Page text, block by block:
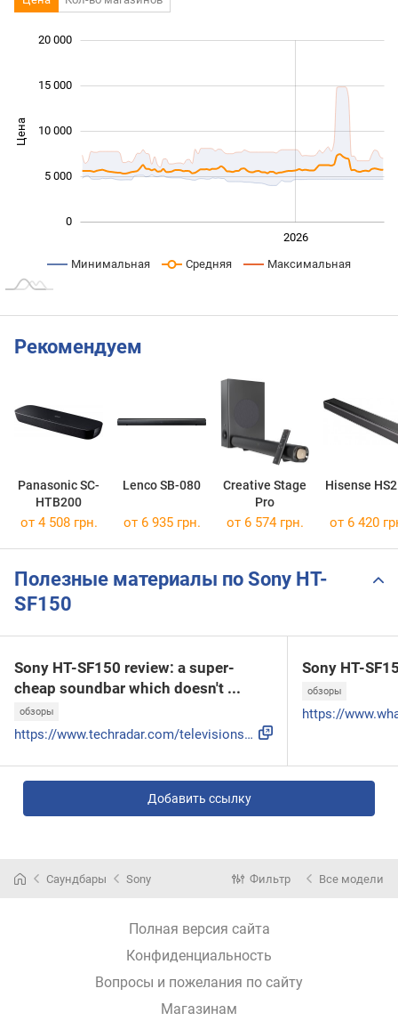
Цена 10 000
0
20 000
10 000
15 000
5 000
2026
Минимальная Средняя Максимальная
Рекомендуем
Panasonic SC-
HTB200
Lenco SB-080
Creative Stage
Pro
Hisense
от 4 508 грн. от 6 935 грн. от 6 574 грн. от 6 420
Полезные материалы по Sony HT-
SF150
Sony HT-SF150 review: a super-
cheap soundbar which doesn't ...
обзоры
https://www.techradar.com/televisions/soundbars/sony-ht-sf1...
Sony HT-
обзоры
Добавить ссылку
Саундбары Sony Фильтр Все модели
Полная версия сайта
Конфиденциальность
Вопросы и пожелания по сайту
Магазинам